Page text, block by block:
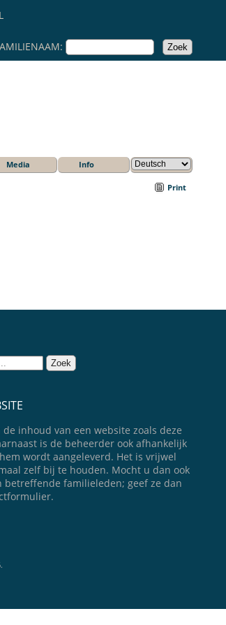
Media Info
Print
inhoud van een website zoals deze
is de beheerder ook afhankelijk
wordt aangeleverd. Het is vrijwel
zelf bij te houden. Mocht u dan ook
familieleden; geef ze dan